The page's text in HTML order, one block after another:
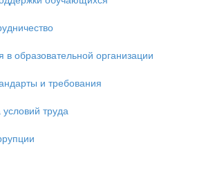
в образовательной организации
и требования
труда